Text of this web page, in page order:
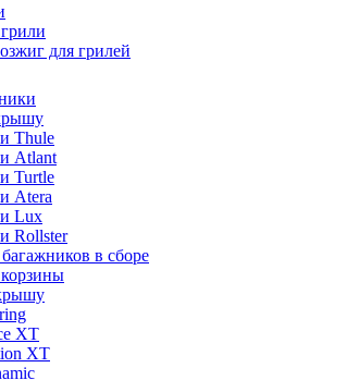
для грилей
Thule
Atlant
Turtle
Atera
Lux
Rollster
в сборе
XT
XT